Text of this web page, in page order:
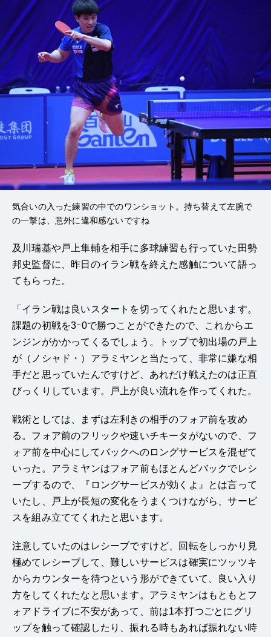
気合いの入った練習の中でのワンショット。持ち替えて左腕で
の一撃は、意外に違和感ないですね
及川瑞基や戸上隼輔を相手に多球練習も行っていた田勢
邦史監督に、昨日のイラン戦を終えた感触について語っ
てもらった。
「イラン戦は良いスタートを切ってくれたと思います。
課題の初戦を3ｰ0で勝つことができたので、これからエ
ンジンがかかってくるでしょう。トップで初出場の戸上
が（ノシャド・）アラミヤンと当たって、非常に嫌な相
手だと思っていたんですけど、あれだけ戦えたのは正直
びっくりしています。戸上が良い流れを作ってくれた。
戦術としては、まずは左利きの相手のフォア前を攻め
る。フォア前のフリックや速いチキータがないので、フ
ォア前を中心にしてバックへのロングサービスを混ぜて
いった。アラミヤンはフォア前もほとんどバックでレシ
ーブするので、『ロングサービスが効くよ』とは言って
いたし、戸上が長短の変化をうまくつけながら、サービ
スを組み立ててくれたと思います。
注意していたのはレシーブですけど、回転をしっかり見
極めてレシーブして、難しいサービスは確実にツッツキ
からカウンターを待つという形ができていて、良い入り
方をしてくれたなと思います。アラミヤンはもともとフ
ォアドライブに不安があって、前は1本打つごとにグリ
ップを触って確認したり、振れる時もあれば振れない時